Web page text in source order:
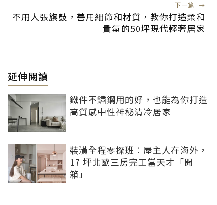
下一篇 →
不用大張旗鼓，善用細節和材質，教你打造柔和
貴氣的50坪現代輕奢居家
延伸閱讀
鐵件不鏽鋼用的好，也能為你打造
高質感中性神秘清冷居家
裝潢全程零探班：屋主人在海外，
17 坪北歐三房完工當天才「開
箱」